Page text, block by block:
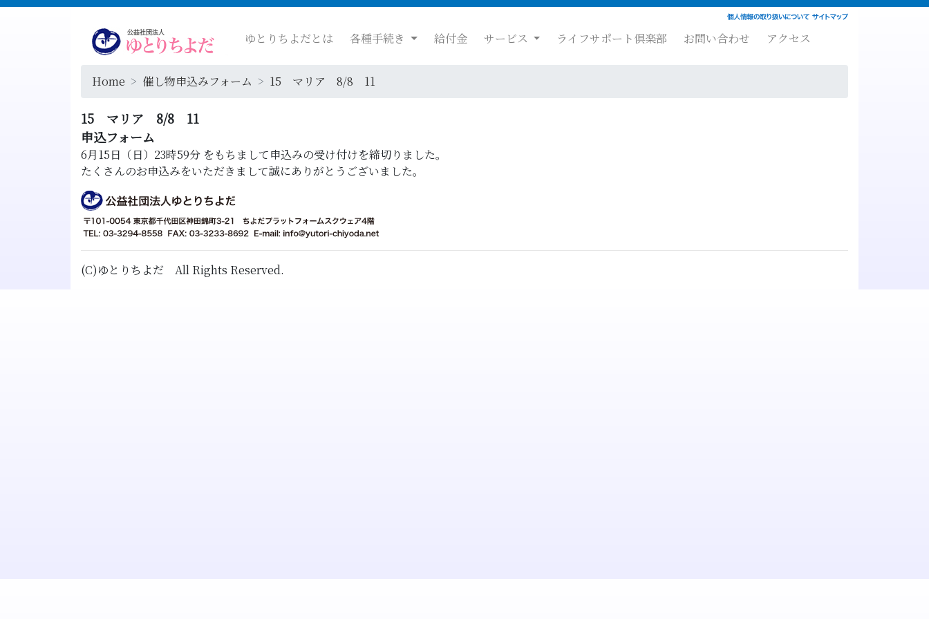
ゆとりちよだとは 各種手続き 給付金 サービス ライフサポート倶楽部 お問い合わせ アクセス
Home 催し物申込みフォーム 15 マリア 8/8 11
15 マリア 8/8 11
申込フォーム
6月15日（日）23時59分 をもちまして申込みの受け付けを締切りました。
たくさんのお申込みをいただきまして誠にありがとうございました。
(C)ゆとりちよだ All Rights Reserved.